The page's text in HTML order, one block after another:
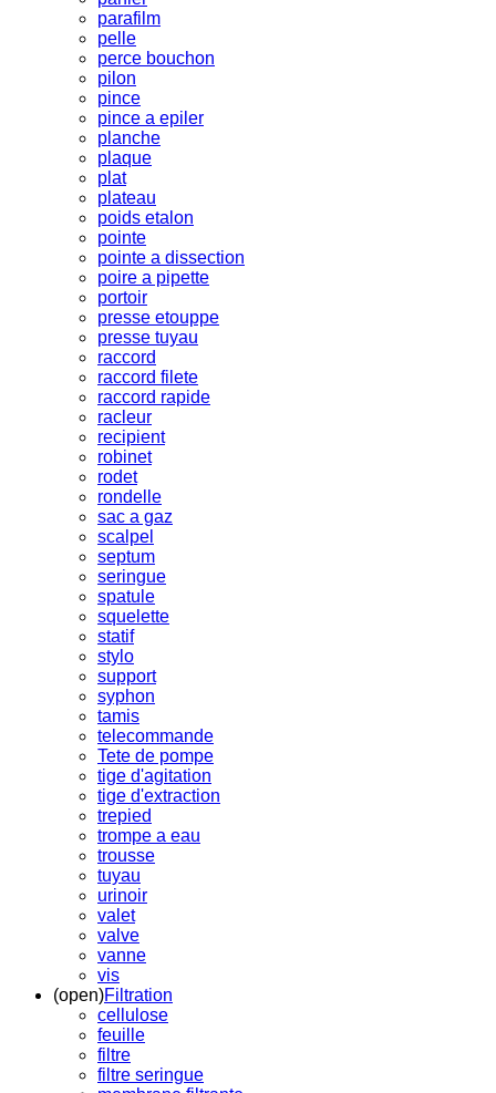
parafilm
pelle
perce bouchon
pilon
pince
pince a epiler
planche
plaque
plat
plateau
poids etalon
pointe
pointe a dissection
poire a pipette
portoir
presse etouppe
presse tuyau
raccord
raccord filete
raccord rapide
racleur
recipient
robinet
rodet
rondelle
sac a gaz
scalpel
septum
seringue
spatule
squelette
statif
stylo
support
syphon
tamis
telecommande
Tete de pompe
tige d'agitation
tige d'extraction
trepied
trompe a eau
trousse
tuyau
urinoir
valet
valve
vanne
vis
(open)Filtration
cellulose
feuille
filtre
filtre seringue